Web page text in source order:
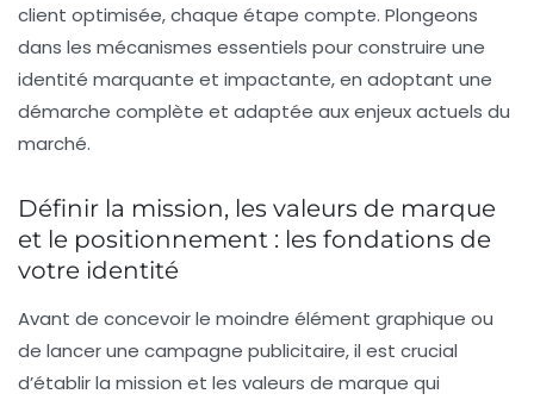
client optimisée, chaque étape compte. Plongeons
dans les mécanismes essentiels pour construire une
identité marquante et impactante, en adoptant une
démarche complète et adaptée aux enjeux actuels du
marché.
Définir la mission, les valeurs de marque
et le positionnement : les fondations de
votre identité
Avant de concevoir le moindre élément graphique ou
de lancer une campagne publicitaire, il est crucial
d’établirla mission et les valeurs de marque qui